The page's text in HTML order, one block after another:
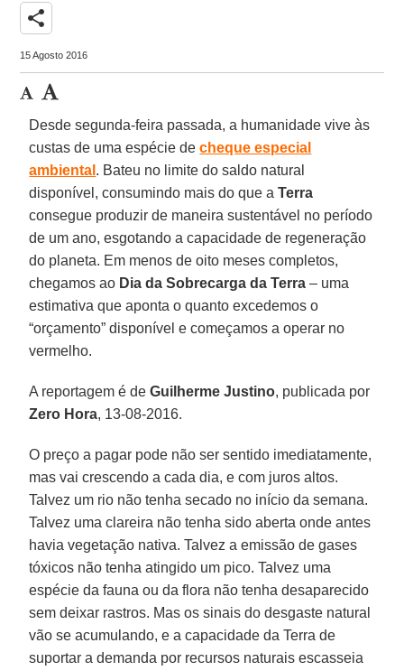
share
15 Agosto 2016
Desde segunda-feira passada, a humanidade vive às
custas de uma espécie decheque especial
ambiental . Bateu no limite do saldo natural
disponível, consumindo mais do que aTerra
consegue produzir de maneira sustentável no período
de um ano, esgotando a capacidade de regeneração
do planeta. Em menos de oito meses completos,
chegamos ao Dia da Sobrecarga da Terra – uma
estimativa que aponta o quanto excedemos o
“orçamento” disponível e começamos a operar no
vermelho.
A reportagem é de Guilherme Justino, publicada por
Zero Hora, 13-08-2016.
O preço a pagar pode não ser sentido imediatamente,
mas vai crescendo a cada dia, e com juros altos.
Talvez um rio não tenha secado no início da semana.
Talvez uma clareira não tenha sido aberta onde antes
havia vegetação nativa. Talvez a emissão de gases
tóxicos não tenha atingido um pico. Talvez uma
espécie da fauna ou da flora não tenha desaparecido
sem deixar rastros. Mas os sinais do desgaste natural
vão se acumulando, e a capacidade da Terra de
suportar a demanda por recursos naturais escasseia